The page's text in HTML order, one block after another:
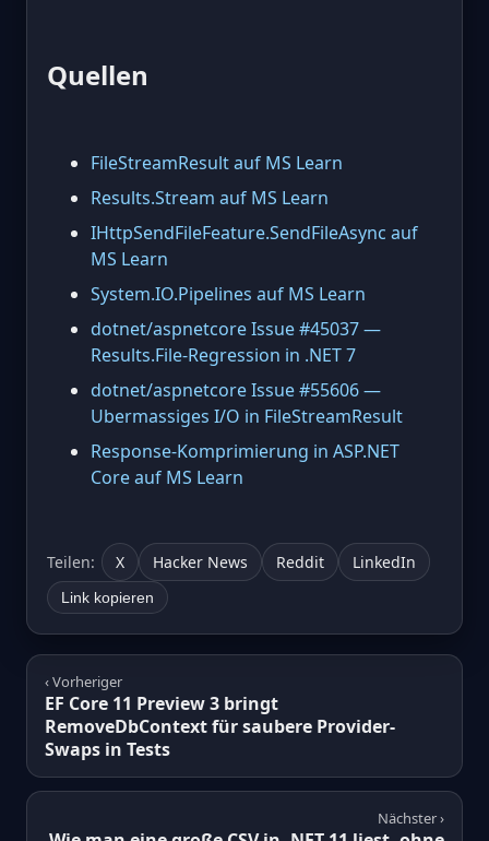
Quellen
FileStreamResult auf MS Learn
Results.Stream auf MS Learn
IHttpSendFileFeature.SendFileAsync auf
MS Learn
System.IO.Pipelines auf MS Learn
dotnet/aspnetcore Issue #45037 —
Results.File-Regression in .NET 7
dotnet/aspnetcore Issue #55606 —
Ubermassiges I/O in FileStreamResult
Response-Komprimierung in ASP.NET
Core auf MS Learn
Teilen: X Hacker News Reddit LinkedIn
Link kopieren
‹ Vorheriger
EF Core 11 Preview 3 bringt
RemoveDbContext für saubere Provider-
Swaps in Tests
Nächster ›